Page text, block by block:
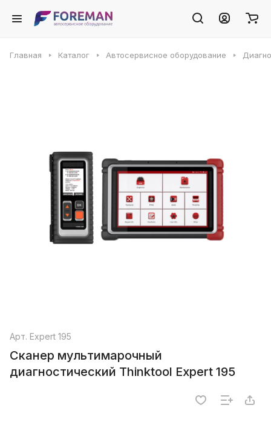
Главная Каталог Автосервисное оборудование
Арт. Expert 195
Сканер мультимарочный
диагностический Thinktool Expert 195